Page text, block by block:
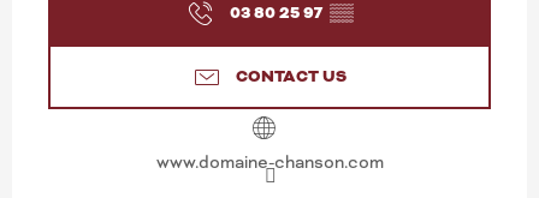
03 80 25 97 ▒▒
CONTACT US
www.domaine-chanson.com